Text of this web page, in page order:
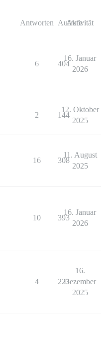
Antworten Aufrufe
Aktivität
6 404
16. Januar
2026
2 144
12. Oktober
2025
16 308
11. August
2025
10 393
16. Januar
2026
4 223
16.
Dezember
2025